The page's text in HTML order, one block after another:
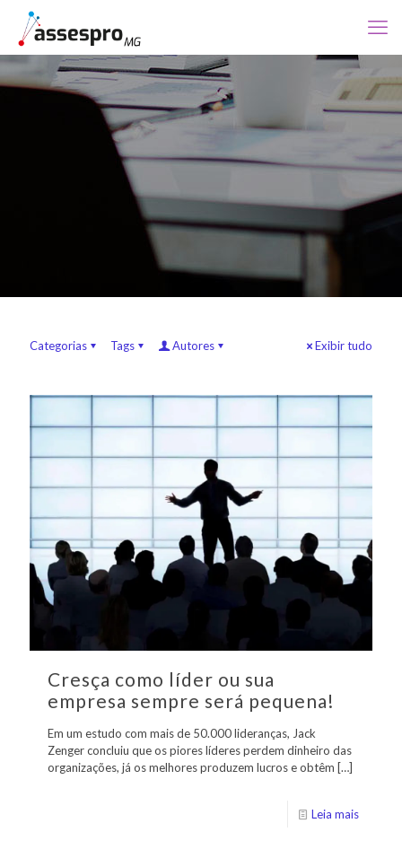
Categorias Tags Autores Exibir tudo
Cresça como líder ou sua
empresa sempre será pequena!
Em um estudo com mais de 50.000 lideranças, Jack
Zenger concluiu que os piores líderes perdem dinheiro das
organizações, já os melhores produzem lucros e obtêm […]
Leia mais